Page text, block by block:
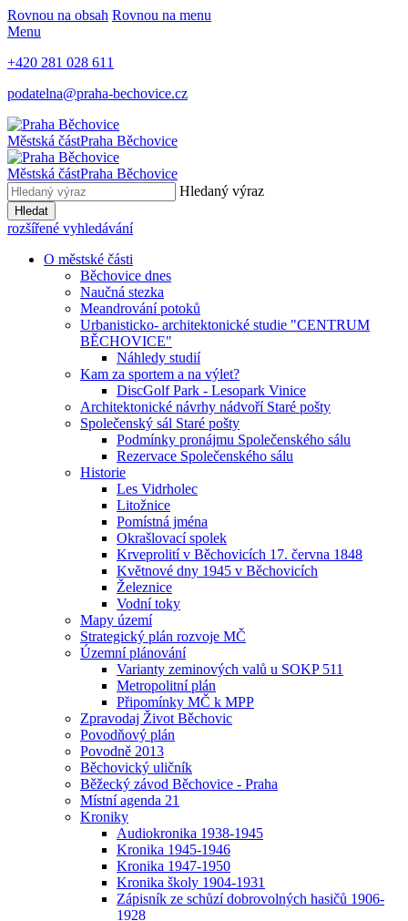
Rovnou na obsah Rovnou na menu
Menu
+420 281 028 611
podatelna@praha-bechovice.cz
Městská částPraha Běchovice
Městská částPraha Běchovice
Hledaný výraz
Hledat
rozšířené vyhledávání
O městské části
Běchovice dnes
Naučná stezka
Meandrování potoků
Urbanisticko- architektonické studie "CENTRUM
BĚCHOVICE"
Náhledy studií
Kam za sportem a na výlet?
DiscGolf Park - Lesopark Vinice
Architektonické návrhy nádvoří Staré pošty
Společenský sál Staré pošty
Podmínky pronájmu Společenského sálu
Rezervace Společenského sálu
Historie
Les Vidrholec
Litožnice
Pomístná jména
Okrašlovací spolek
Krveprolití v Běchovicích 17. června 1848
Květnové dny 1945 v Běchovicích
Železnice
Vodní toky
Mapy území
Strategický plán rozvoje MČ
Územní plánování
Varianty zeminových valů u SOKP 511
Metropolitní plán
Připomínky MČ k MPP
Zpravodaj Život Běchovic
Povodňový plán
Povodně 2013
Běchovický uličník
Běžecký závod Běchovice - Praha
Místní agenda 21
Kroniky
Audiokronika 1938-1945
Kronika 1945-1946
Kronika 1947-1950
Kronika školy 1904-1931
Zápisník ze schůzí dobrovolných hasičů 1906-
1928